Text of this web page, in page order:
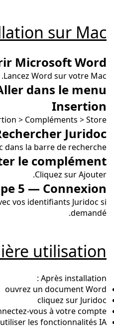
sur Mac
Microsoft Word
Lancez Word sur votre Mac.
dans le menu
Insertion
> Compléments > Store.
Juridoc
dans la barre de recherche
le complément
Cliquez sur Ajouter.
5 — Connexion
vos identifiants Juridoc si
demandé.
utilisation
Après installation :
ouvrez un document Word
cliquez sur Juridoc
vous à votre compte
les fonctionnalités IA